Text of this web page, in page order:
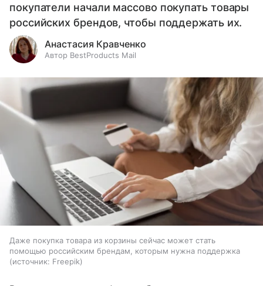
покупатели начали массово покупать товары
российских брендов, чтобы поддержать их.
Анастасия Кравченко
Автор BestProducts Mail
Даже покупка товара из корзины сейчас может стать
помощью российским брендам, которым нужна поддержка
источник: Freepik